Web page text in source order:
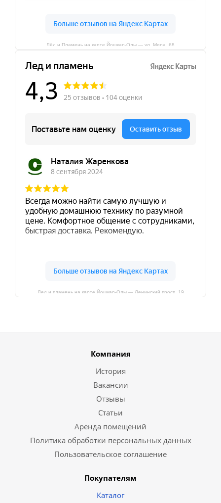
Лёд и Пламень на карте Йошкар‑Олы — ул. Мира, 68
Лед и пламень на карте Йошкар‑Олы — Ленинский просп.,19
Компания
История
Вакансии
Отзывы
Статьи
Аренда помещений
Политика обработки персональных данных
Пользовательское соглашение
Покупателям
Каталог